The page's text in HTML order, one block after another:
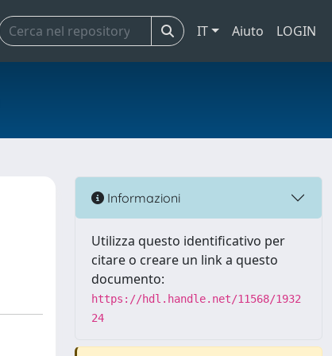
IT Aiuto LOGIN
Informazioni
Utilizza questo identificativo per
citare o creare un link a questo
documento:
https://hdl.handle.net/11568/1932
24